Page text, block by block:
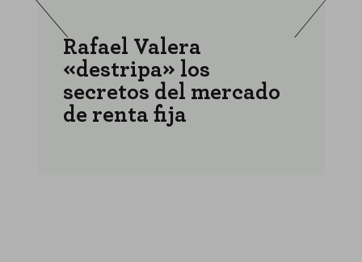
Rafael Valera
«destripa» los
secretos del mercado
de renta fija